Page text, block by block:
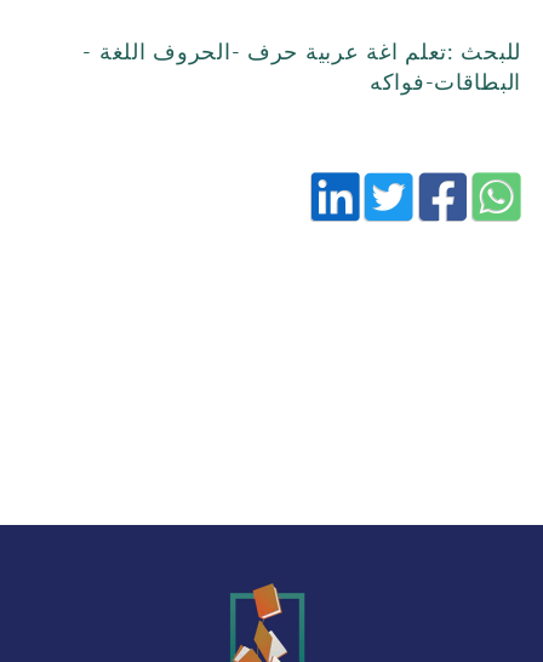
للبحث :تعلم اغة عربية حرف -الحروف اللغة -
البطاقات-فواكه